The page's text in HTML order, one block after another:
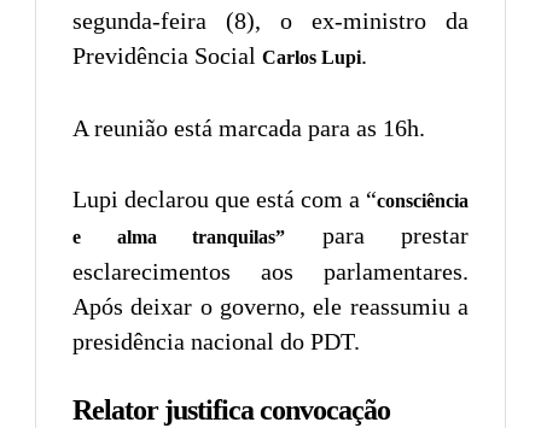
segunda-feira (8), o ex-ministro da
Previdência Social Carlos Lupi.
A reunião está marcada para as 16h.
Lupi declarou que está com a “consciência
e alma tranquilas”
para prestar
esclarecimentos aos parlamentares.
Após deixar o governo, ele reassumiu a
presidência nacional do PDT.
Relator justifica convocação